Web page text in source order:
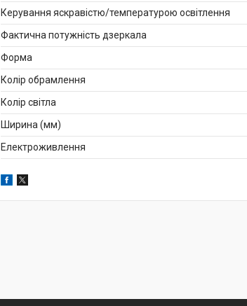
Керування яскравістю/температурою освітлення
Фактична потужність дзеркала
Форма
Колір обрамлення
Колір світла
Ширина (мм)
Електроживлення